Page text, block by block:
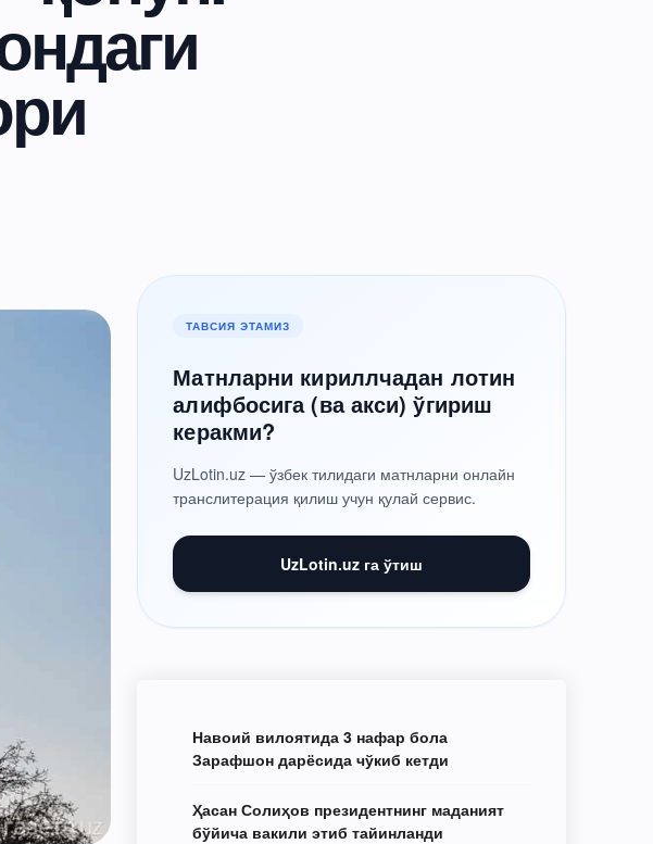
ТАВСИЯ ЭТАМИЗ
Матнларни кириллчадан лотин
алифбосига (ва акси) ўгириш
керакми?
UzLotin.uz — ўзбек тилидаги матнларни онлайн
транслитерация қилиш учун қулай сервис.
UzLotin.uz га ўтиш
Навоий вилоятида 3 нафар бола
Зарафшон дарёсида чўкиб кетди
Ҳасан Солиҳов президентнинг маданият
бўйича вакили этиб тайинланди